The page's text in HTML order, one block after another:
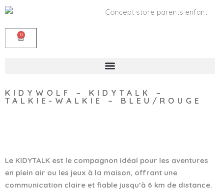
0
KIDYWOLF – KIDYTALK –
TALKIE-WALKIE – BLEU/ROUGE
Le KIDYTALK est le compagnon idéal pour les aventures
en plein air ou les jeux à la maison, offrant une
communication claire et fiable jusqu’à 6 km de distance.